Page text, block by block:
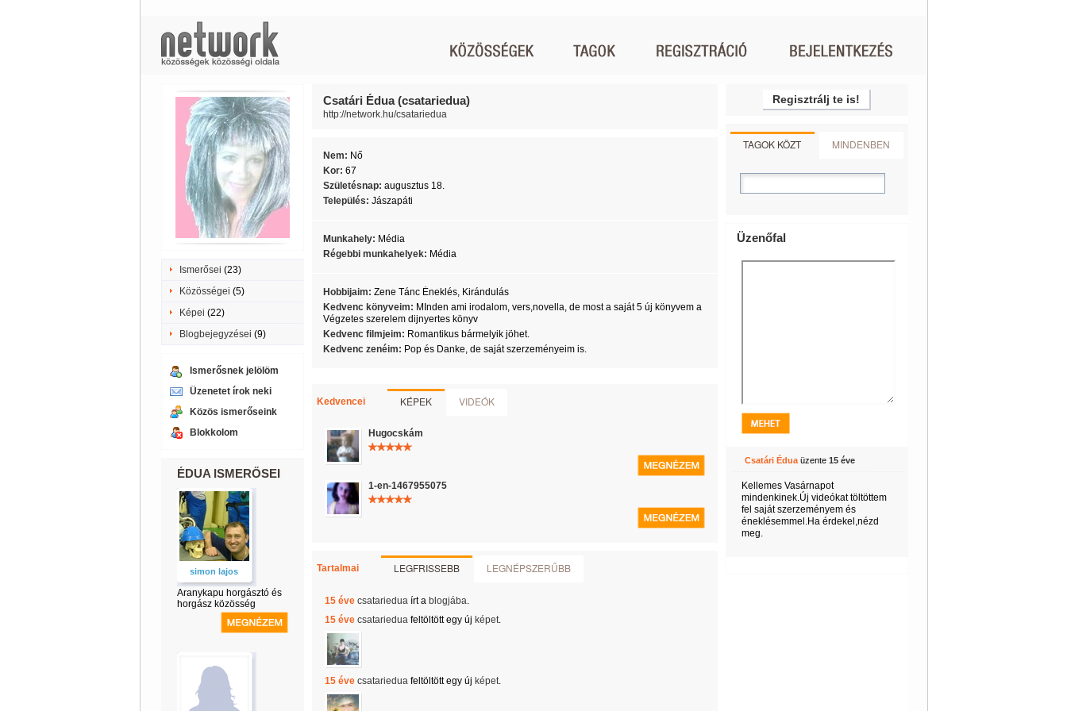
Ismerősei (23)
Közösségei (5)
Képei (22)
Blogbejegyzései (9)
Ismerősnek jelölöm
Üzenetet írok neki
Közös ismerőseink
Blokkolom
ÉDUA ISMERŐSEI
simon lajos
Aranykapu horgásztó és
horgász közösség
Csatári Édua (csatariedua)
http://network.hu/csatariedua
Nem: Nő
Kor: 67
Születésnap: augusztus 18.
Település: Jászapáti
Munkahely: Média
Régebbi munkahelyek: Média
Hobbijaim: Zene Tánc Éneklés, Kirándulás
Kedvenc könyveim: MInden ami irodalom, vers,novella, de most a saját 5 új könyvem a
Végzetes szerelem dijnyertes könyv
Kedvenc filmjeim: Romantikus bármelyik jöhet.
Kedvenc zenéim: Pop és Danke, de saját szerzeményeim is.
Kedvencei KÉPEK VIDEÓK
Hugocskám
1-en-1467955075
Tartalmai LEGFRISSEBB LEGNÉPSZERŰBB
15 éve csatarieduaírt a blogjába.
15 éve csatarieduafeltöltött egy új képet.
15 éve csatarieduafeltöltött egy új képet.
Regisztrálj te is!
TAGOK KÖZT MINDENBEN
Üzenőfal
Csatári Éduaüzente 15 éve
Kellemes Vasárnapot
mindenkinek.Új videókat töltöttem
fel saját szerzeményem és
éneklésemmel.Ha érdekel,nézd
meg.